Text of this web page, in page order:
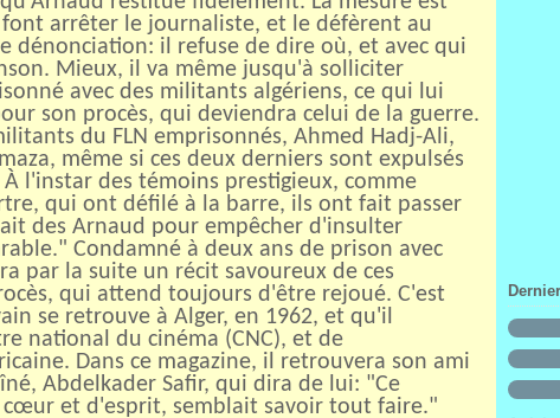
arrêter le journaliste, et le défèrent au
dénonciation: il refuse de dire où, et avec qui
Mieux, il va même jusqu'à solliciter
avec des militants algériens, ce qui lui
son procès, qui deviendra celui de la guerre.
du FLN emprisonnés, Ahmed Hadj-Ali,
même si ces deux derniers sont expulsés
l'instar des témoins prestigieux, comme
qui ont défilé à la barre, ils ont fait passer
des Arnaud pour empêcher d'insulter
Condamné à deux ans de prison avec
par la suite un récit savoureux de ces
qui attend toujours d'être rejoué. C'est
se retrouve à Alger, en 1962, et qu'il
national du cinéma (CNC), et de
Dans ce magazine, il retrouvera son ami
Abdelkader Safir, qui dira de lui: "Ce
et d'esprit, semblait savoir tout faire."